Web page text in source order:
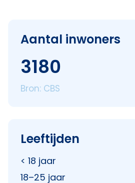
Aantal inwoners
3180
Bron: CBS
Leeftijden
< 18 jaar
18–25 jaar